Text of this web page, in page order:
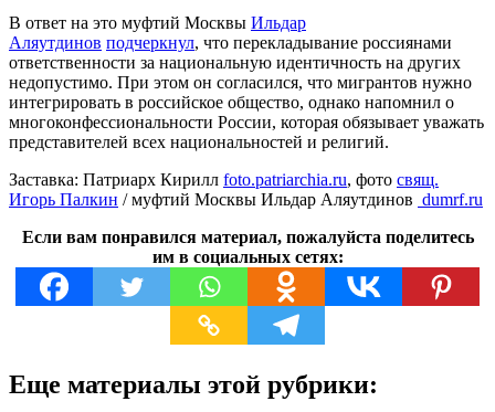
В ответ на это муфтий Москвы Ильдар
Аляутдинов подчеркнул, что перекладывание россиянами
ответственности за национальную идентичность на других
недопустимо. При этом он согласился, что мигрантов нужно
интегрировать в российское общество, однако напомнил о
многоконфессиональности России, которая обязывает уважать
представителей всех национальностей и религий.
Заставка: Патриарх Кирилл foto.patriarchia.ru, фото свящ.
Игорь Палкин / муфтий Москвы Ильдар Аляутдинов dumrf.ru
Если вам понравился материал, пожалуйста поделитесь
им в социальных сетях:
Еще материалы этой рубрики: